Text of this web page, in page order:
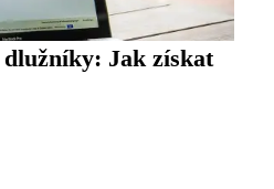
Jak získat